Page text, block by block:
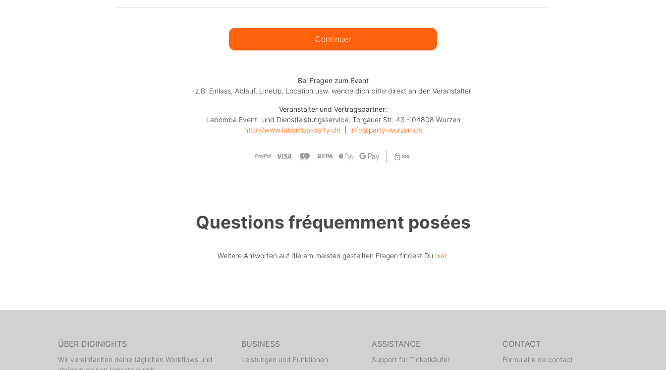
Continuer
Bei Fragen zum Event
z.B. Einlass, Ablauf, LineUp, Location usw. wende dich bitte direkt an den Veranstalter
Veranstalter und Vertragspartner:
Labomba Event- und Dienstleistungsservice, Torgauer Str. 43 - 04808 Wurzen
http://www.labomba-party.de
  |
info@party-wurzen.de
Questions fréquemment posées
Weitere Antworten auf die am meisten gestellten Fragen findest Du hier.
ÜBER DIGINIGHTS
Wir vereinfachen deine täglichen Workflows und
BUSINESS
Leistungen und Funktionen
ASSISTANCE
Support für Ticketkäufer
CONTACT
Formulaire de contact